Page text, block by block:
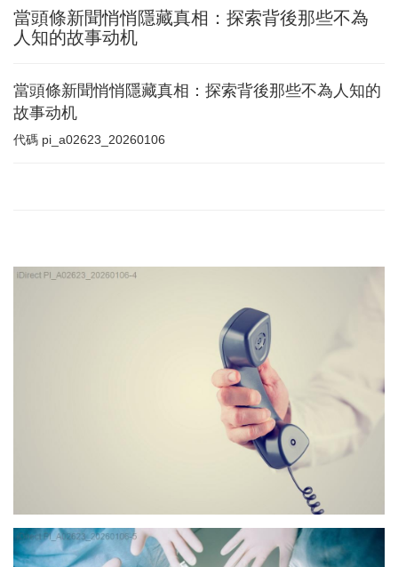
當頭條新聞悄悄隱藏真相：探索背後那些不為
人知的故事动机
當頭條新聞悄悄隱藏真相：探索背後那些不為人知的
故事动机
代碼 pi_a02623_20260106